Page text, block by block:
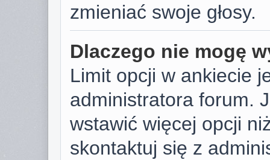
zmieniać swoje głosy.
Dlaczego nie mogę
Limit opcji w ankiecie
administratora forum.
wstawić więcej opcji
skontaktuj się z